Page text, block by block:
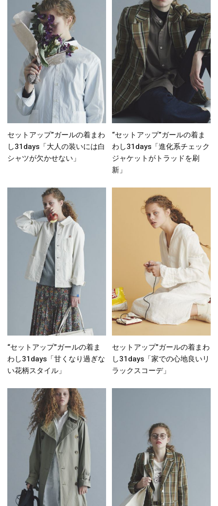
セットアップ”ガールの着まわ
し31days「大人の装いには白
シャツが欠かせない」
“セットアップ”ガールの着ま
わし31days「進化系チェック
ジャケットがトラッドを刷
新」
“セットアップ”ガールの着ま
わし31days「甘くなり過ぎな
い花柄スタイル」
セットアップ”ガールの着まわ
し31days「家での心地良いリ
ラックスコーデ」